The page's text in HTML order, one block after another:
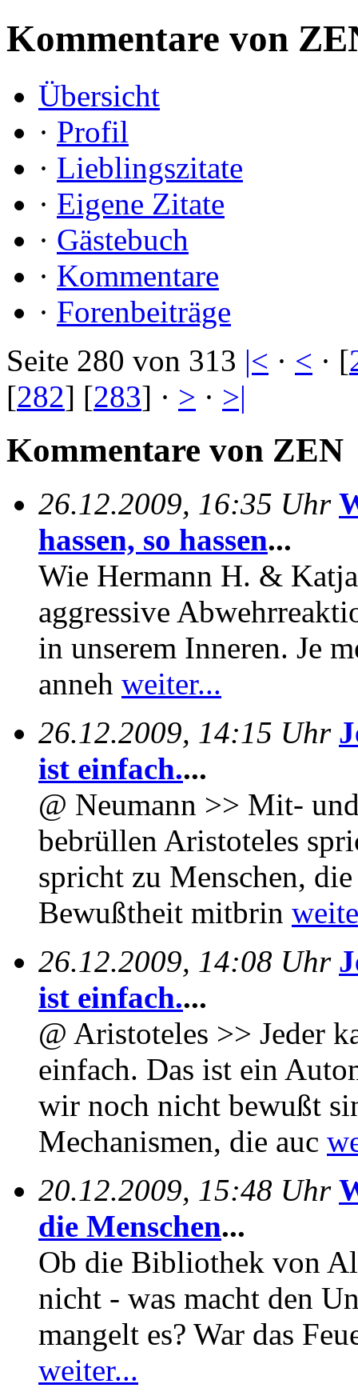
Kommentare von
Übersicht
· Profil
· Lieblingszitate
· Eigene Zitate
· Gästebuch
· Kommentare
· Forenbeiträge
Seite 280 von 313 |< · < · [
[282] [283] · > · >|
Kommentare von ZEN
26.12.2009, 16:35 Uhr
hassen, so hassen...
Wie Hermann H. &
aggressive
in unserem Inneren. Je
anneh weiter...
26.12.2009, 14:15 Uhr
ist einfach....
@ Neumann >> Mit-
bebrüllen Aristoteles
spricht zu Menschen,
Bewußtheit mitbrin
26.12.2009, 14:08 Uhr
ist einfach....
@ Aristoteles >> Jeder
einfach. Das ist ein
wir noch nicht bewußt
Mechanismen, die auc
20.12.2009, 15:48 Uhr
die Menschen...
Ob die Bibliothek von
nicht - was macht den
mangelt es? War das
weiter...